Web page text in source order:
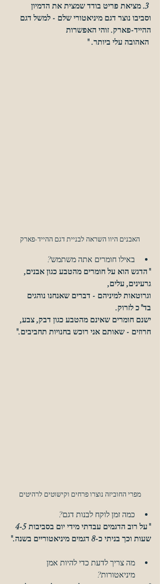
3. מציאת פריט בודד שמצית את הדמיון
וסביבו נוצר דגם מיניאטורי שלם - למשל דגם
ההייד-פארק. זוהי האפשרות
האבנים היוו השראה לבניית דגם ההייד-פארק
באילו חומרים אתה משתמש?
"הדגש הוא על חומרים מהטבע כגון אבנים,
גרעינים, עלים,
וגרוטאות למיניהם - דברים שאנחנו נוהגים
בד"כ לזרוק.
ישנם חומרים שאינם מהטבע כגון דבק, צבע,
חרוזים - שאותם אני רוכש בחנויות תחביבים."
מפרי החוביזה נוצרו פרחים וקישוטים לרהיטים
כמה זמן לוקח לבנות דגם?
"על רוב הדגמים עבדתי מידי יום בסביבות 4-5
שעות וכך בניתי כ-8 דגמים מיניאטוריים בשנה."
מה צריך לדעת כדי להיות אמן
מיניאטורות?